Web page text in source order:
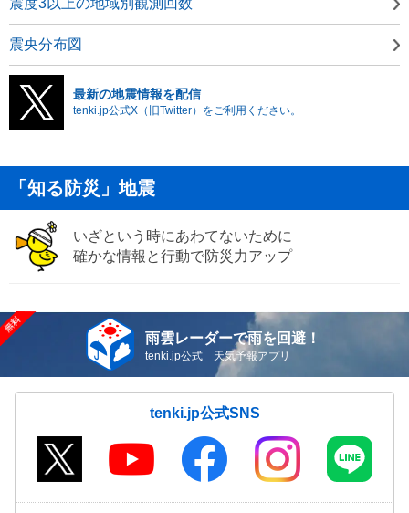
震央分布図
最新の地震情報を配信
tenki.jp公式X（旧Twitter）をご利用ください。
「知る防災」地震
いざという時にあわてないために
確かな情報と行動で防災力アップ
雨雲レーダーで雨を回避！
tenki.jp公式 天気予報アプリ
tenki.jp公式SNS